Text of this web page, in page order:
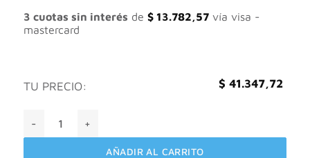
$ 68.912,88.
$ 41.347,72.
3 cuotas sin interés de $13.782,57vía visa -
mastercard
TU PRECIO: $ 41.347,72
AÑADIR AL CARRITO